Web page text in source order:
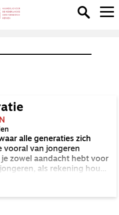
alle generaties zich
vooral van jongeren
zowel aandacht hebt voor
als rekening houdt
je hele kerkzijn.